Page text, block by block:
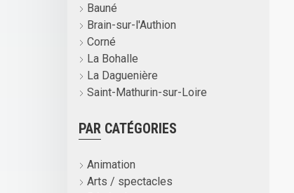
Bauné
Brain-sur-l'Authion
Corné
La Bohalle
La Daguenière
Saint-Mathurin-sur-Loire
PAR CATÉGORIES
Animation
Arts / spectacles